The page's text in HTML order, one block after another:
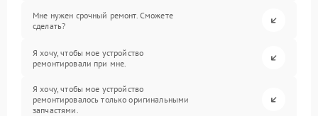
Мне нужен срочный ремонт. Сможете
сделать?
Я хочу, чтобы мое устройство
ремонтировали при мне.
Я хочу, чтобы мое устройство
ремонтировалось только оригинальными
запчастями.